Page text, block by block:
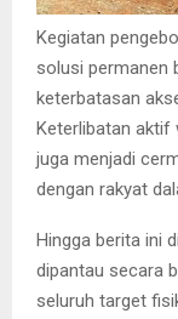
Kegiatan
solusi permanen
keterbatasan
Keterlibatan aktif
juga menjadi
dengan rakyat
​Hingga berita ini
dipantau secara
seluruh target